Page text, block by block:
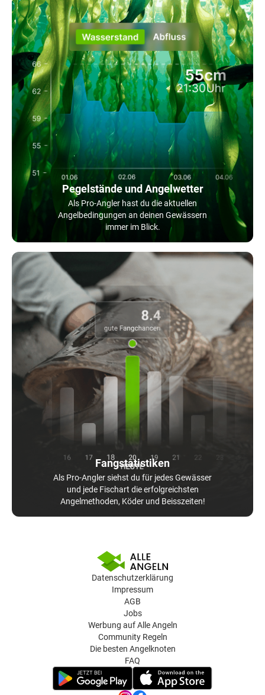
Pegelstände und Angelwetter
Als Pro-Angler hast du die aktuellen
Angelbedingungen an deinen Gewässern
immer im Blick.
Fangstatistiken
Als Pro-Angler siehst du für jedes Gewässer
und jede Fischart die erfolgreichsten
Angelmethoden, Köder und Beisszeiten!
Datenschutzerklärung
Impressum
AGB
Jobs
Werbung auf Alle Angeln
Community Regeln
Die besten Angelknoten
FAQ